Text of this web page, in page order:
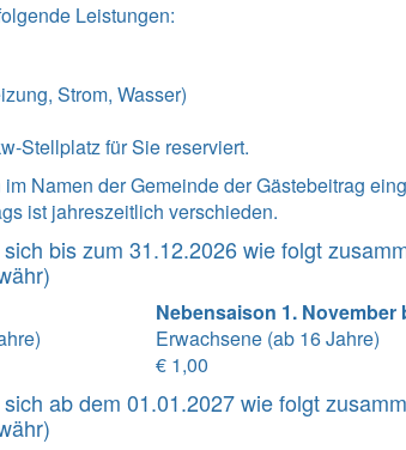
Leistungen:
Strom, Wasser)
Stellplatz für Sie reserviert.
Namen der Gemeinde der Gästebeitrag
ist jahreszeitlich verschieden.
bis zum 31.12.2026 wie folgt
Nebensaison 1. November
Erwachsene (ab 16 Jahre)
€ 1,00
ab dem 01.01.2027 wie folgt